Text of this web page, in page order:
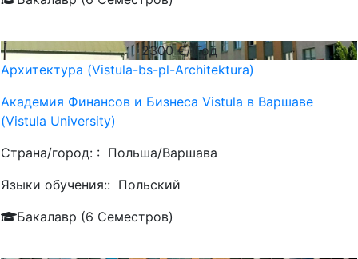
2300€/ Год
Архитектура (Vistula-bs-pl-Architektura)
Академия Финансов и Бизнеса Vistula в Варшаве
(Vistula University)
Страна/город: : Польша/Варшава
Языки обучения:: Польский
Бакалавр (6 Семестров)